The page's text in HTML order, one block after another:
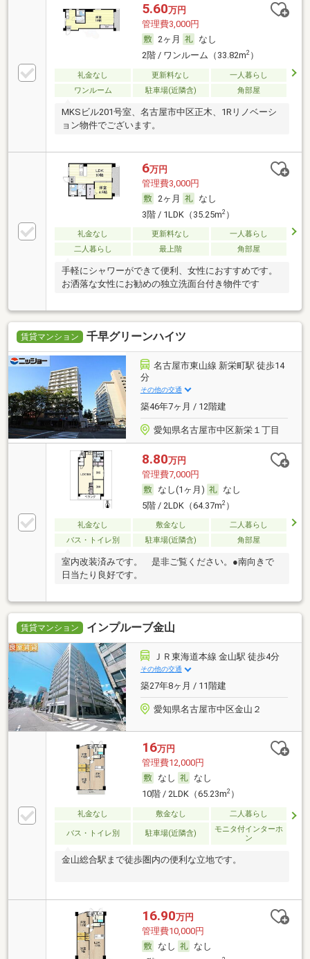
5.60万円
管理費3,000円
2ヶ月
なし
2階 / ワンルーム（33.82m2）
礼金なし 更新料なし
一人暮らし
ワンルーム
駐車場(近隣含) 角部屋
MKSビル201号室、名古屋市中区正木、1Rリノベーシ
ョン物件でございます。
6万円
管理費3,000円
2ヶ月
なし
3階 / 1LDK（35.25m2）
礼金なし 更新料なし
一人暮らし
二人暮らし
最上階 角部屋
手軽にシャワーができて便利、女性におすすめです。
お洒落な女性にお勧めの独立洗面台付き物件です
賃貸マンション 千早グリーンハイツ
名古屋市東山線 新栄町駅 徒歩14
分
その他の交通
築46年7ヶ月 / 12階建
愛知県名古屋市中区新栄１丁目
8.80万円
管理費7,000円
なし(1ヶ月)
なし
5階 / 2LDK（64.37m2）
礼金なし 敷金なし
二人暮らし
バス・トイレ別
駐車場(近隣含) 角部屋
室内改装済みです。 是非ご覧ください。●南向きで
日当たり良好です。
賃貸マンション インプルーブ金山
ＪＲ東海道本線 金山駅 徒歩4分
その他の交通
築27年8ヶ月 / 11階建
愛知県名古屋市中区金山２
16万円
管理費12,000円
なし
なし
10階 / 2LDK（65.23m2）
礼金なし 敷金なし 二人暮らし
バス・トイレ別 駐車場(近隣含)
モニタ付インターホ
ン
金山総合駅まで徒歩圏内の便利な立地です。
16.90万円
管理費10,000円
なし
なし